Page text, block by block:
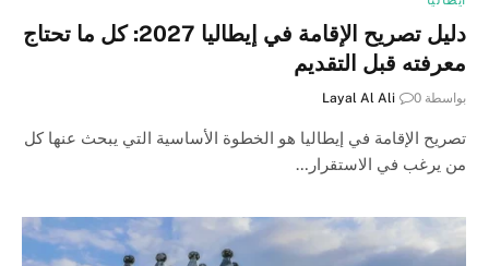
دليل تصريح الإقامة في إيطاليا 2027: كل ما تحتاج
معرفته قبل التقديم
بواسطة Layal Al Ali 0
تصريح الإقامة في إيطاليا هو الخطوة الأساسية التي يبحث عنها كل
من يرغب في الاستقرار…